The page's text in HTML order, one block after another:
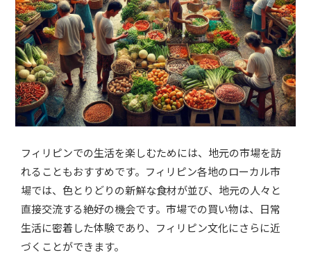
フィリピンでの生活を楽しむためには、地元の市場を訪
れることもおすすめです。フィリピン各地のローカル市
場では、色とりどりの新鮮な食材が並び、地元の人々と
直接交流する絶好の機会です。市場での買い物は、日常
生活に密着した体験であり、フィリピン文化にさらに近
づくことができます。